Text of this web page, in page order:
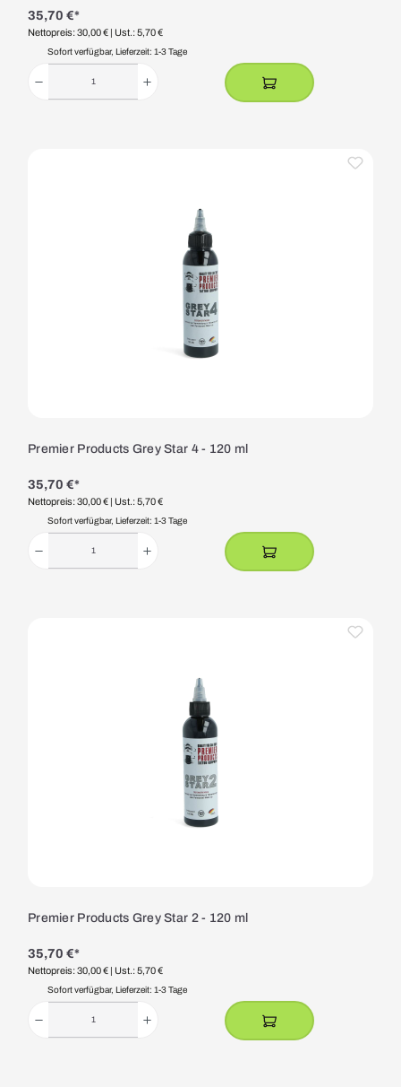
35,70 €*
Nettopreis: 30,00 € | Ust.: 5,70 €
Sofort verfügbar, Lieferzeit: 1-3 Tage
Premier Products Grey Star 4 - 120 ml
35,70 €*
Nettopreis: 30,00 € | Ust.: 5,70 €
Sofort verfügbar, Lieferzeit: 1-3 Tage
Premier Products Grey Star 2 - 120 ml
35,70 €*
Nettopreis: 30,00 € | Ust.: 5,70 €
Sofort verfügbar, Lieferzeit: 1-3 Tage